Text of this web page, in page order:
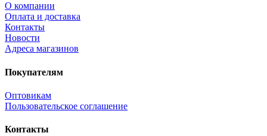
О компании
Оплата и доставка
Контакты
Новости
Адреса магазинов
Покупателям
Оптовикам
Пользовательское соглашение
Контакты